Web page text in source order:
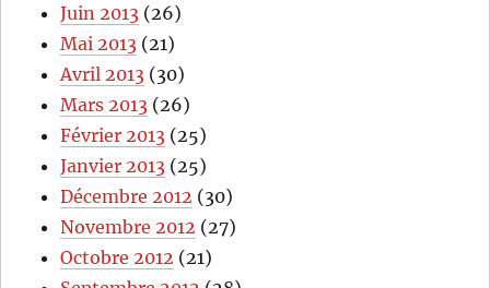
Juin 2013 (26)
Mai 2013 (21)
Avril 2013 (30)
Mars 2013 (26)
Février 2013 (25)
Janvier 2013 (25)
Décembre 2012 (30)
Novembre 2012 (27)
Octobre 2012 (21)